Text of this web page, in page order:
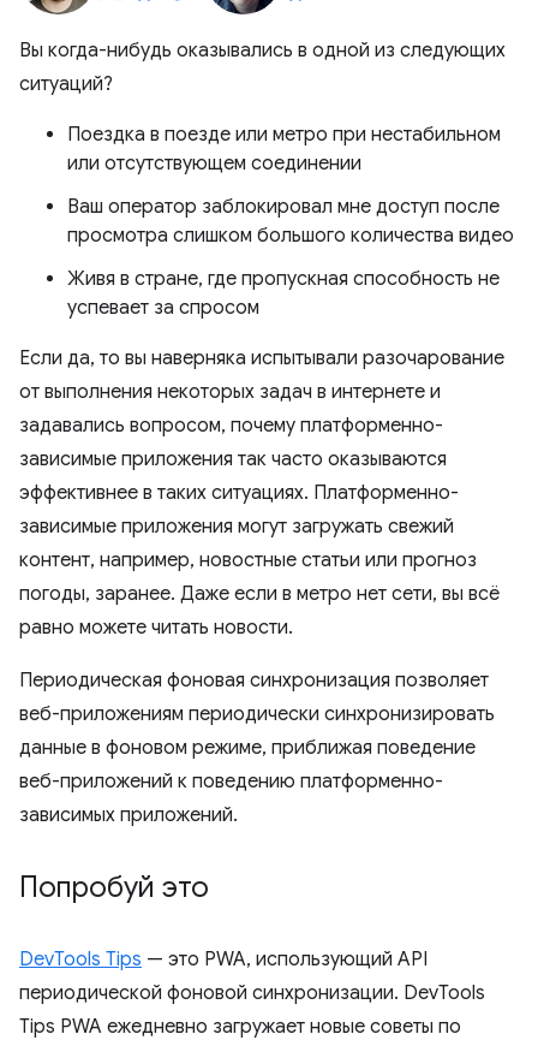
Вы когда-нибудь оказывались в одной из следующих
ситуаций?
Поездка в поезде или метро при нестабильном
или отсутствующем соединении
Ваш оператор заблокировал мне доступ после
просмотра слишком большого количества видео
Живя в стране, где пропускная способность не
успевает за спросом
Если да, то вы наверняка испытывали разочарование
от выполнения некоторых задач в интернете и
задавались вопросом, почему платформенно-
зависимые приложения так часто оказываются
эффективнее в таких ситуациях. Платформенно-
зависимые приложения могут загружать свежий
контент, например, новостные статьи или прогноз
погоды, заранее. Даже если в метро нет сети, вы всё
равно можете читать новости.
Периодическая фоновая синхронизация позволяет
веб-приложениям периодически синхронизировать
данные в фоновом режиме, приближая поведение
веб-приложений к поведению платформенно-
зависимых приложений.
Попробуй это
DevTools Tips — это PWA, использующий API
периодической фоновой синхронизации. DevTools
Tips PWA ежедневно загружает новые советы по